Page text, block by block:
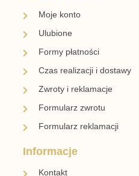
Moje konto
Ulubione
Formy płatności
Czas realizacji i dostawy
Zwroty i reklamacje
Formularz zwrotu
Formularz reklamacji
Informacje
Kontakt